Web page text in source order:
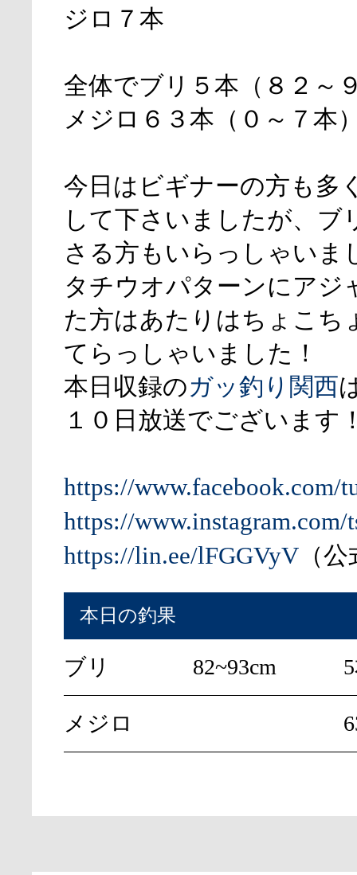
ジロ７本
全体でブリ５本（８２～
メジロ６３本（０～７本
今日はビギナーの方も多
して下さいましたが、ブ
さる方もいらっしゃいま
タチウオパターンにアジ
た方はあたりはちょこち
てらっしゃいました！
本日収録のガッ釣り関西
１０日放送でございます
https://www.facebook.com/
https://www.instagram.com/
https://lin.ee/lFGGVyV （
本日の釣果
ブリ 82~93cm
メジロ